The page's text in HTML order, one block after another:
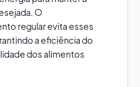
O
regular evita esses
a eficiência do
dos alimentos